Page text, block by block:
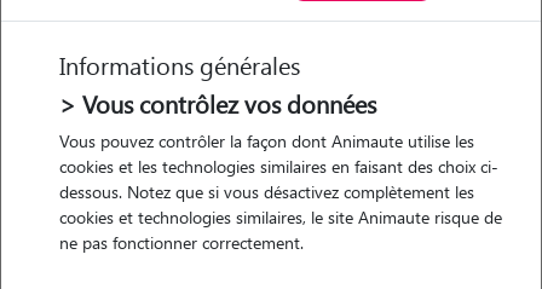
BORDEAUX
5/5 (3 avis)
• 30 ans
chez le Pet Sitter
Informations générales
> Vous contrôlez vos données
Vous pouvez contrôler la façon dont Animaute utilise les
cookies et les technologies similaires en faisant des choix ci-
dessous. Notez que si vous désactivez complètement les
cookies et technologies similaires, le site Animaute risque de
ne pas fonctionner correctement.